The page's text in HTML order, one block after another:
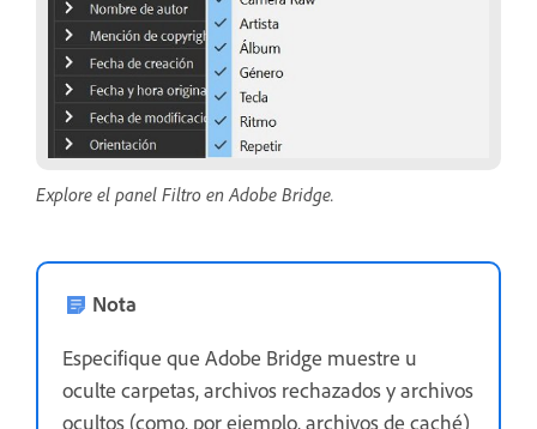
Explore el panel Filtro en Adobe Bridge.
Nota
Especifique que Adobe Bridge muestre u
oculte carpetas, archivos rechazados y archivos
ocultos (como, por ejemplo, archivos de caché)